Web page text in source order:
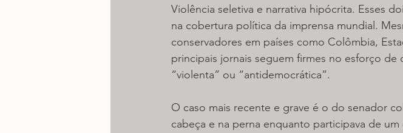
Violência seletiva e narrativa hipócrita. Esses
na cobertura política da imprensa mundial.
conservadores em países como Colômbia,
principais jornais seguem firmes no esforço
“violenta” ou “antidemocrática”.
O caso mais recente e grave é o do senador
cabeça e na perna enquanto participava de